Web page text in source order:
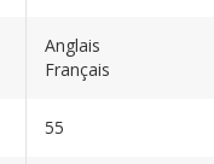
Anglais
Français
55